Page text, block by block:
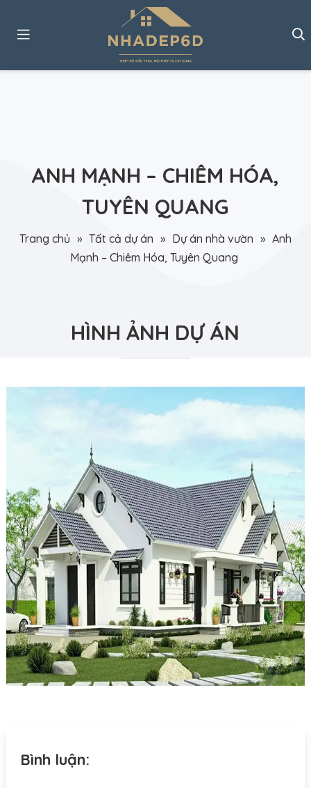
ANH MẠNH – CHIÊM HÓA,
TUYÊN QUANG
Trang chủ » Tất cả dự án » Dự án nhà vườn » Anh
Mạnh – Chiêm Hóa, Tuyên Quang
HÌNH ẢNH DỰ ÁN
Bình luận: